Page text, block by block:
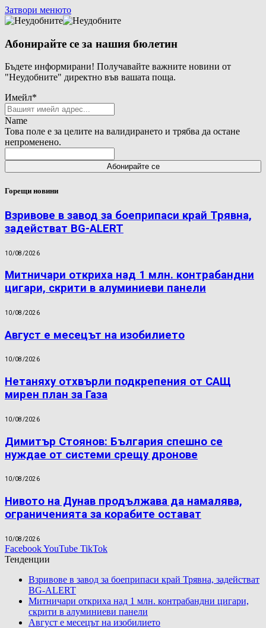
Затвори менюто
Абонирайте се за нашия бюлетин
Бъдете информирани! Получавайте важните новини от
"Неудобните" директно във вашата поща.
Имейл*
Name
Това поле е за целите на валидирането и трябва да остане
непроменено.
Горещи новини
Взривове в завод за боеприпаси край Трявна,
задействат BG-ALERT
10/08/2026
Митничари откриха над 1 млн. контрабандни
цигари, скрити в алуминиеви панели
10/08/2026
Август е месецът на изобилието
10/08/2026
Нетаняху отхвърли подкрепения от САЩ
мирен план за Газа
10/08/2026
Димитър Стоянов: България спешно се
нуждае от системи срещу дронове
10/08/2026
Нивото на Дунав продължава да намалява,
ограниченията за корабите остават
10/08/2026
FacebookYouTube TikTok
Тенденции
Взривове в завод за боеприпаси край Трявна, задействат
BG-ALERT
Митничари откриха над 1 млн. контрабандни цигари,
скрити в алуминиеви панели
Август е месецът на изобилието